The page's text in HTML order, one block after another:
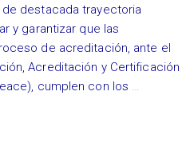
destacada trayectoria
y garantizar que las
de acreditación, ante el
Acreditación y Certificación
cumplen con los …